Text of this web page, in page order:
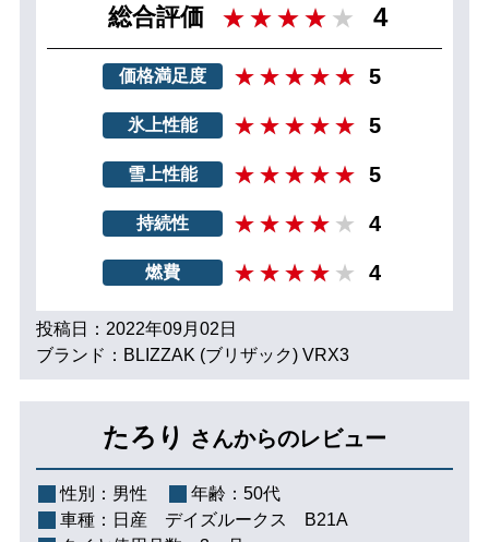
総合評価 4
価格満足度 5
氷上性能 5
雪上性能 5
持続性 4
燃費 4
投稿日：2022年09月02日
ブランド：BLIZZAK (ブリザック) VRX3
たろり さんからのレビュー
性別： 男性 年齢： 50代
車種： 日産 デイズルークス B21A